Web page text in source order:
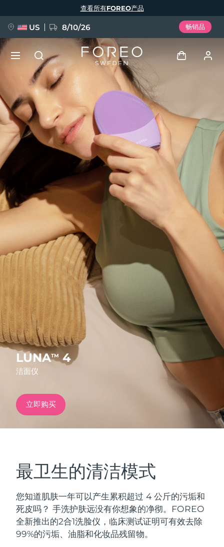
LUNATM4
洁面仪
立即购买
最卫生的清洁模式
您知道肌肤一年可以产生累积超过 4 公斤的污垢和
死皮吗？ 手洗护肤远没有你想象的净彻。FOREO
全新推出的2合1洗脸仪，临床测试证明可有效去除
99%的污垢、油脂和化妆品残留物。
查看所有FOREO产品
US 8/10/26 畅销品
用户信息
我的设备
我的订单
我的地址
我的订阅
新品
FAQ™ Pure Beauty-Tech Elixir
BREAKING NEWS
issa™ Teeth Whitening Set
FAQ™ Dual LED Panel
热门产品
特别优惠
红光疗法
面部清洁
LUNA™ 4 套装
Anti-aging massage
紧致提拉
BEAR™ 2 套装
Microcurrent toning
语言
English Deutsch
Español
Français
Italiano
Português
Svenska
Русский
Türkçe
简体中文 繁體中文
发货国家
美国 10/08/2026
英国 预计送达日期 09/08/2026
西班牙 09/08/2026
澳大利亚 预计送达日期12/08/2026
法国 预计送达日期 09/08/2026
德国 预计送达日期09/08/2026
加拿大 13/08/2026
奥地利 预计送达日期
比利时 预计送达日期 09/08/2026
百慕大 预计送达日期